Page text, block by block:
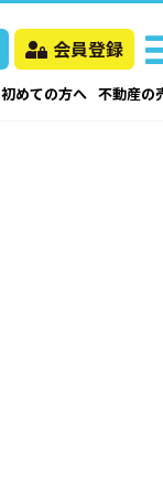
会員登録
初めての方へ 不動産の